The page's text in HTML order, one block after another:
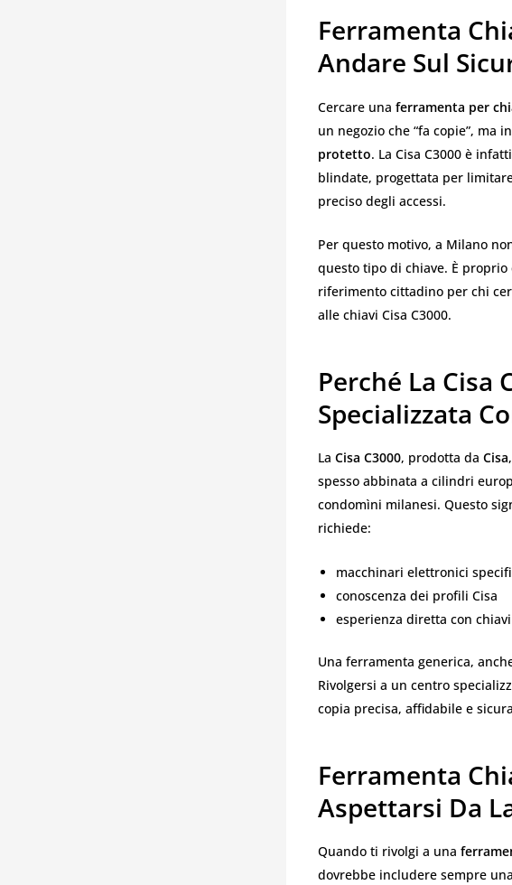
Ferramenta
Andare Sul
Cercare una ferramenta per
un negozio che “fa copie”, ma
protetto. La Cisa C3000 è
blindate, progettata per
preciso degli accessi.
Per questo motivo, a Milano
questo tipo di chiave. È
riferimento cittadino per chi
alle chiavi Cisa C3000.
Perché La Cisa
Specializzata
La Cisa C3000, prodotta da Cisa
spesso abbinata a cilindri
condomìni milanesi. Questo
richiede:
macchinari elettronici
conoscenza dei profili Cisa
esperienza diretta con
Una ferramenta generica,
Rivolgersi a un centro
copia precisa, affidabile e
Ferramenta
Aspettarsi Da
Quando ti rivolgi a una
dovrebbe includere sempre